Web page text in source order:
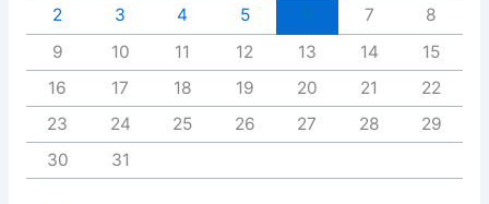
2
3 4 5 7
8
9
10 11 12 13 14
15
16
17 18 19 20 21
22
23
24 25 26 27 28
29
30
31